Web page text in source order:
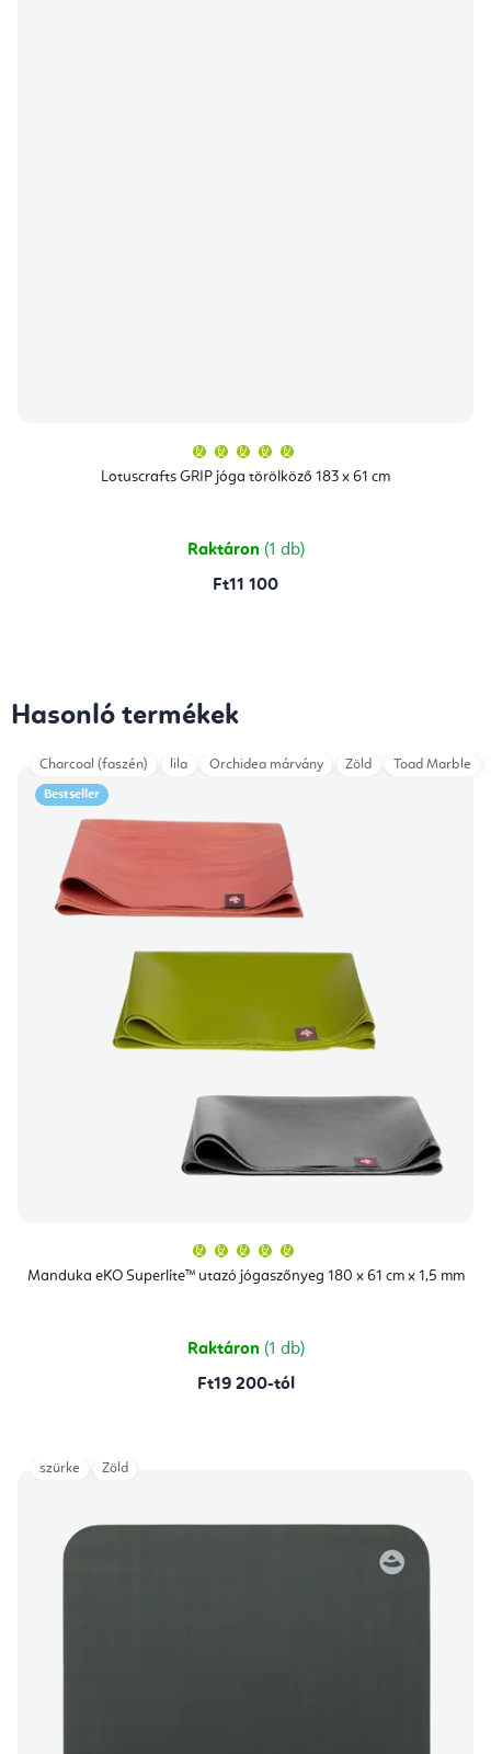
Lotuscrafts GRIP jóga törölköző 183 x 61 cm
átlagos
értékelése
csillag.
Raktáron (1 db)
Ft11 100
Hasonló termékek
Bestseller
Manduka eKO Superlite™ utazó jógaszőnyeg 180 x 61 cm x 1,5 mm
átlagos
értékelése
csillag.
Raktáron (1 db)
Ft19 200-tól
Charcoal (faszén) lila Orchidea márvány Zöld Toad Marble
szürke Zöld